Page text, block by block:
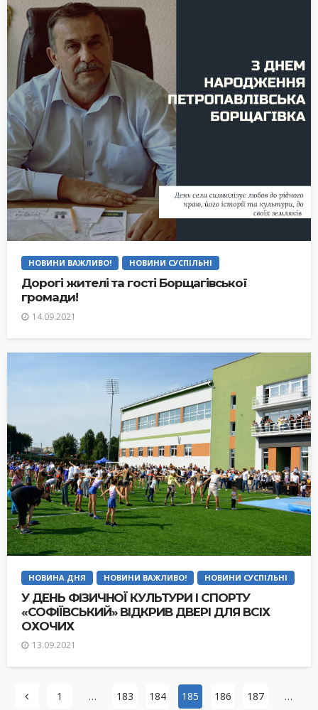
НОВИНИ ВАЖЛИВО! НОВИНИ СУСПІЛЬНІ
Дорогі жителі та гості Борщагівської
громади!
14.09.2021
НОВИНА ДНЯ НОВИНИ ВАЖЛИВО! НОВИНИ СУСПІЛЬНІ
У ДЕНЬ ФІЗИЧНОЇ КУЛЬТУРИ І СПОРТУ
«СОФІЇВСЬКИЙ» ВІДКРИВ ДВЕРІ ДЛЯ ВСІХ
ОХОЧИХ
13.09.2021
1 … 183 184 185 186 187 …